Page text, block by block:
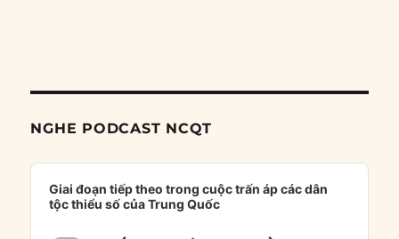
NGHE PODCAST NCQT
Audio
Player
Giai đoạn tiếp theo trong cuộc trấn áp các dân
tộc thiểu số của Trung Quốc